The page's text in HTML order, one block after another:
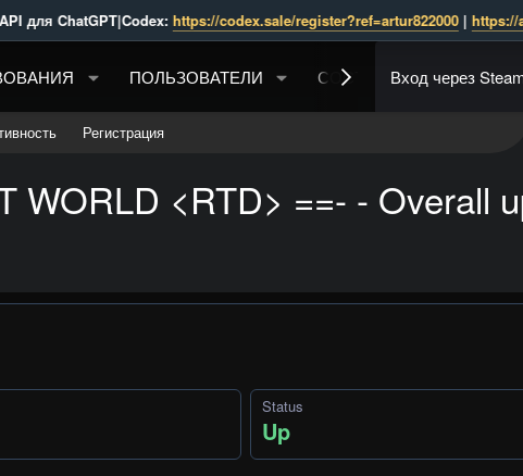
https://codex.sale/register?ref=artur822000 | https://
ПОЛЬЗОВАТЕЛИ СОСТАВ Вход через
Регистрация
WORLD <RTD> ==- - Overall
Status
Up